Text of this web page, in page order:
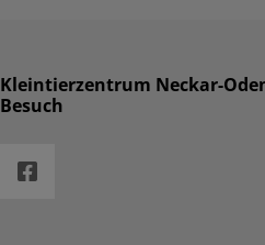
Kleintierzentrum Neckar-
Besuch